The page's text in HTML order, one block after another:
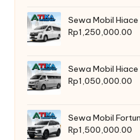
Sewa Mobil Hiace
Rp1,250,000.00
Sewa Mobil
Rp1,050,000.00
Sewa Mobil
Rp1,500,000.00